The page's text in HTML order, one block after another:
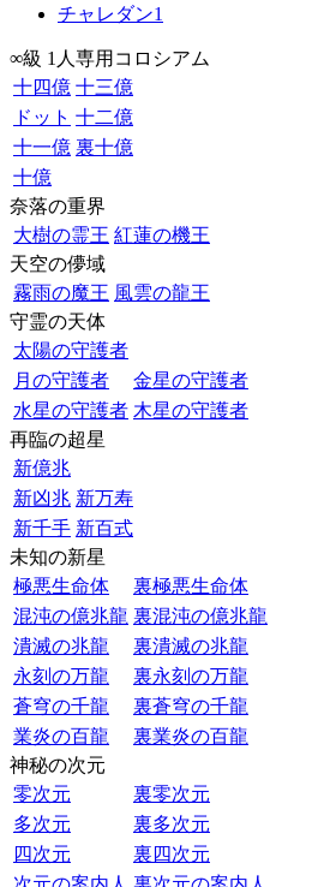
チャレダン1
∞級 1人専用コロシアム
十四億 十三億
ドット 十二億
十一億 裏十億
十億
奈落の重界
大樹の霊王 紅蓮の機王
天空の儚域
霧雨の魔王 風雲の龍王
守霊の天体
太陽の守護者
月の守護者
金星の守護者
水星の守護者 木星の守護者
再臨の超星
新億兆
新凶兆 新万寿
新千手 新百式
未知の新星
極悪生命体
裏極悪生命体
混沌の億兆龍 裏混沌の億兆龍
潰滅の兆龍
裏潰滅の兆龍
永刻の万龍
裏永刻の万龍
蒼穹の千龍
裏蒼穹の千龍
業炎の百龍
裏業炎の百龍
神秘の次元
零次元
裏零次元
多次元
裏多次元
四次元
裏四次元